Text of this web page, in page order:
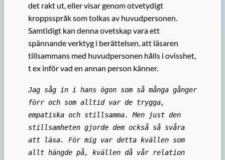
det rakt ut, eller visar genom otvetydigt
kroppsspråk som tolkas av huvudpersonen.
Samtidigt kan denna ovetskap vara ett
spännande verktyg i berättelsen, att läsaren
tillsammans med huvudpersonen hålls i ovisshet,
t ex inför vad en annan person känner.
Jag såg in i hans ögon som så många gånger
förr och som alltid var de trygga,
empatiska och stillsamma. Men just den
stillsamheten gjorde dem också så svåra
att läsa. För mig var detta kvällen som
allt hängde på, kvällen då vår relation